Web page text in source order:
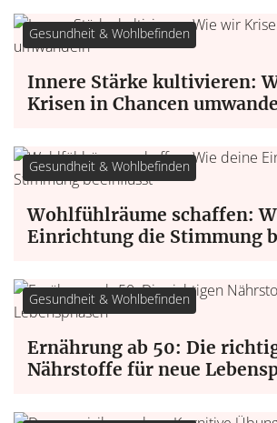
Gesundheit & Wohlbefinden
Innere Stärke kultivieren:
Krisen in Chancen
Gesundheit & Wohlbefinden
Wohlfühlräume schaffen:
Einrichtung die Stimmung
Gesundheit & Wohlbefinden
Ernährung ab 50: Die
Nährstoffe für neue